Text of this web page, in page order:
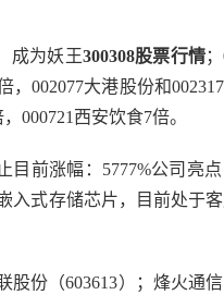
成为妖王300308股票行情
002077大港股份和
000721西安饮食7倍。
目前涨幅：5777%公司亮
入式存储芯片，目前处于
份（603613）；烽火通信